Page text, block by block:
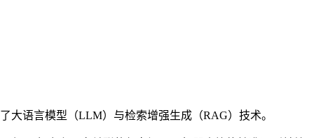
大语言模型（LLM）与检索增强生成（RAG）技术。